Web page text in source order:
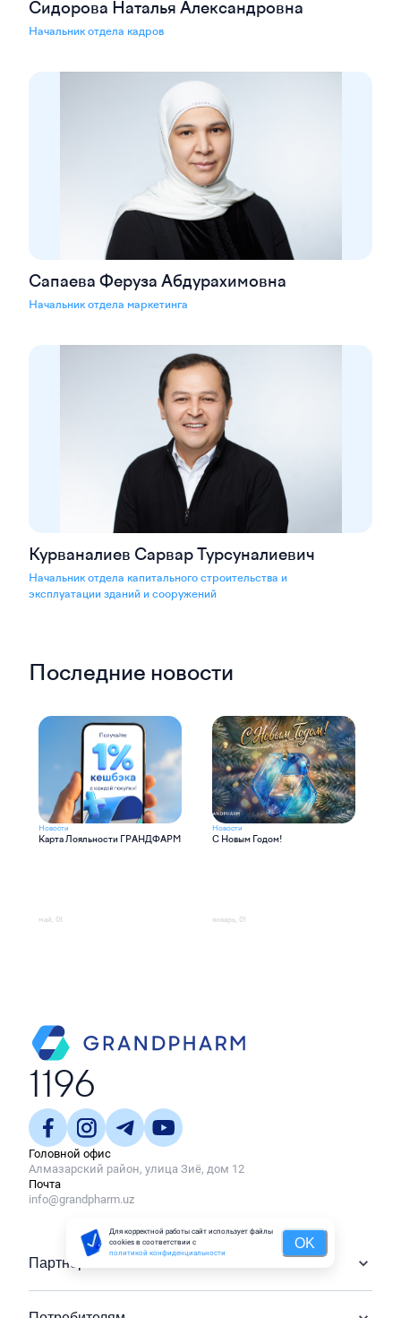
Сидорова Наталья Александровна
Начальник отдела кадров
Сапаева Феруза Абдурахимовна
Начальник отдела маркетинга
Курваналиев Сарвар Турсуналиевич
Начальник отдела капитального строительства и
эксплуатации зданий и сооружений
Последние новости
Новости
Карта Лояльности ГРАНДФАРМ
май, 01
Новости
С Новым Годом!
январь, 01
1196
Головной офис
Алмазарский район, улица Зиё, дом 12
Почта
info@grandpharm.uz
Партнёрам
Для корректной работы сайт использует файлы
cookies в соответствии с
политикой конфиденциальности
OK